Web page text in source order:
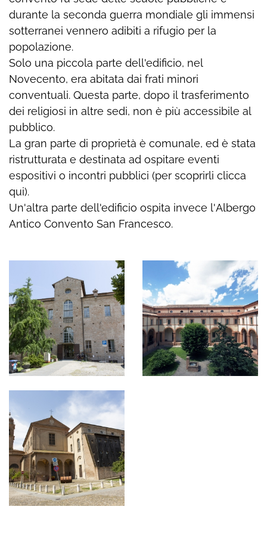
durante la seconda guerra mondiale gli immensi
sotterranei vennero adibiti a rifugio per la
popolazione.
Solo una piccola parte dell'edificio, nel
Novecento, era abitata dai frati minori
conventuali. Questa parte, dopo il trasferimento
dei religiosi in altre sedi, non è più accessibile al
pubblico.
La gran parte di proprietà è comunale, ed è stata
ristrutturata e destinata ad ospitare eventi
espositivi o incontri pubblici (per scoprirli clicca
qui).
Un'altra parte dell'edificio ospita invece l'Albergo
Antico Convento San Francesco.